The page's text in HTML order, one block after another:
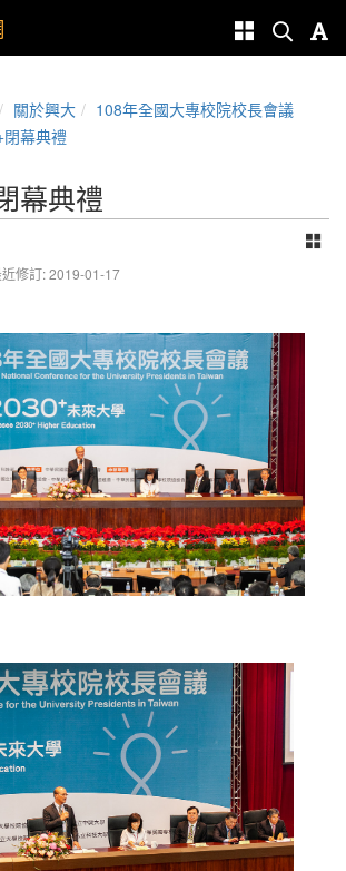
關於興大
108年全國大專校院校長會議
幕典禮
幕典禮
修訂: 2019-01-17